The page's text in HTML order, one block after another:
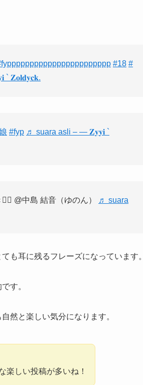
#18 #
` 𝐙𝐨𝐥𝐝𝐲𝐜𝐤.
#fyp ♬ suara asli – — 𝐙𝐲𝐲𝐢 `
@中島 結音（ゆのん）
♬ suara
も耳に残るフレーズになっています。
す。
然と楽しい気分になります。
楽しい投稿が多いね！